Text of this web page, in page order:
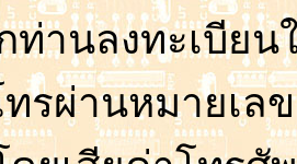
ท่านลงทะเบียน
รผ่านหมายเล